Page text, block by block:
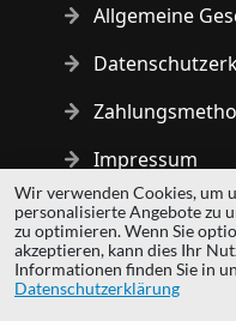
Allgemeine
Impressum
Copyright © 2014 - 2026
| All logos and
owners.
Wir verwenden Cookies, um
personalisierte Angebote zu
zu optimieren. Wenn Sie
akzeptieren, kann dies Ihr
Informationen finden Sie in
Datenschutzerklärung